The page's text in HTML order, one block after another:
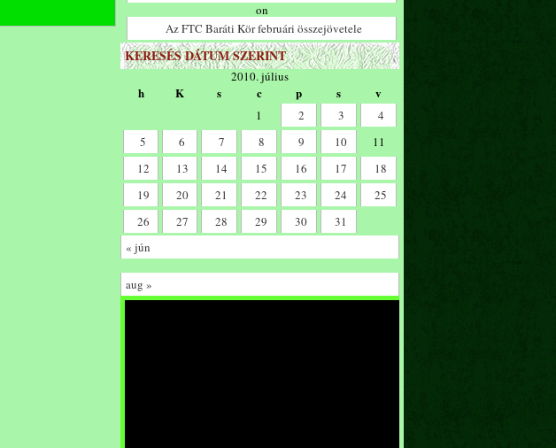
on
Az FTC Baráti Kör februári összejövetele
KERESÉS DÁTUM SZERINT
2010. július
h K s c p s v
1 2 3
4
5
6 7 8 9 10
11
12
13 14 15 16 17
18
19
20 21 22 23 24
25
26
27 28 29 30
31
« jún
aug »